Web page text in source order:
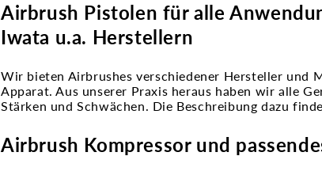
Airbrush Pistolen für alle
Iwata u.a. Herstellern
Wir bieten Airbrushes verschiedener Hersteller und
Apparat. Aus unserer Praxis heraus haben wir alle
Stärken und Schwächen. Die Beschreibung dazu
Airbrush Kompressor und